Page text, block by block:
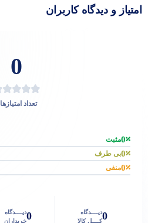
امتیاز و دیدگاه کاربران
0
تعداد امتیازها
0مثبت
0بی طرف
0منفی
0دیــــدگاه
کــــل کالا
0دیــــدگاه
خریداران